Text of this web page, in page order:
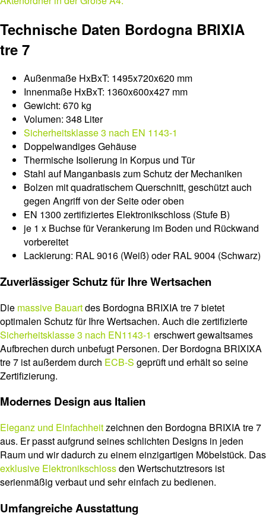
Technische Daten Bordogna BRIXIA
tre 7
Außenmaße HxBxT: 1495x720x620 mm
Innenmaße HxBxT: 1360x600x427 mm
Gewicht: 670 kg
Volumen: 348 Liter
Sicherheitsklasse 3 nach EN 1143-1
Doppelwandiges Gehäuse
Thermische Isolierung in Korpus und Tür
Stahl auf Manganbasis zum Schutz der Mechaniken
Bolzen mit quadratischem Querschnitt, geschützt auch
gegen Angriff von der Seite oder oben
EN 1300 zertifiziertes Elektronikschloss (Stufe B)
je 1 x Buchse für Verankerung im Boden und Rückwand
vorbereitet
Lackierung: RAL 9016 (Weiß) oder RAL 9004 (Schwarz)
Zuverlässiger Schutz für Ihre Wertsachen
Die massive Bauartdes Bordogna BRIXIA tre 7 bietet
optimalen Schutz für Ihre Wertsachen. Auch die zertifizierte
Sicherheitsklasse 3 nach EN1143-1 erschwert gewaltsames
Aufbrechen durch unbefugt Personen. Der Bordogna BRIXIXA
tre 7 ist außerdem durch ECB-S geprüft und erhält so seine
Zertifizierung.
Modernes Design aus Italien
Eleganz und Einfachheitzeichnen den Bordogna BRIXIA tre 7
aus. Er passt aufgrund seines schlichten Designs in jeden
Raum und wir dadurch zu einem einzigartigen Möbelstück. Das
exklusive Elektronikschlossden Wertschutztresors ist
serienmäßig verbaut und sehr einfach zu bedienen.
Umfangreiche Ausstattung